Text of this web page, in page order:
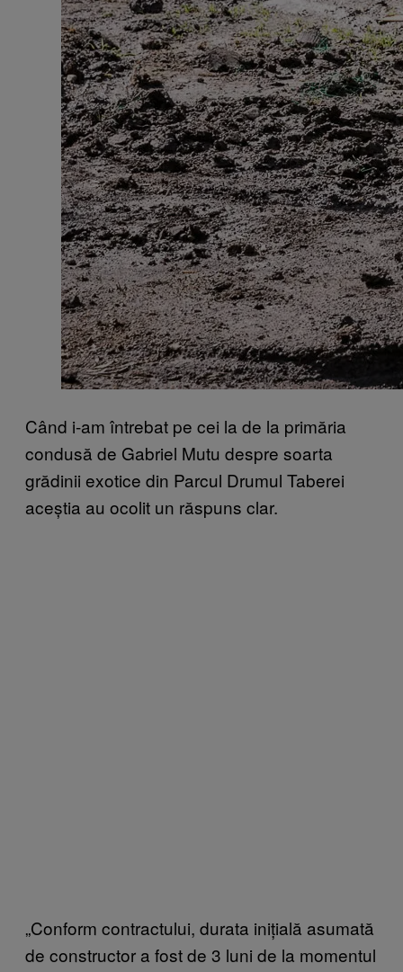
Când i-am întrebat pe cei la de la primăria
condusă de Gabriel Mutu despre soarta
grădinii exotice din Parcul Drumul Taberei
aceștia au ocolit un răspuns clar.
„Conform contractului, durata inițială asumată
de constructor a fost de 3 luni de la momentul